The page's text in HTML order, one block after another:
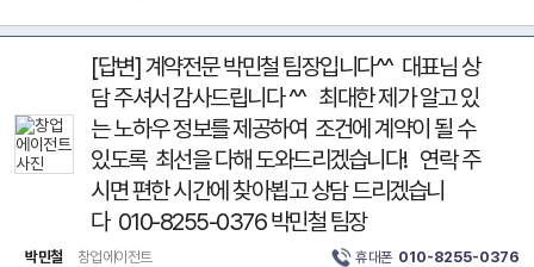
[답변] 계약전문 박민철 팀장입니다^^ 대표님 상
담 주셔서 감사드립니다 ^^ 최대한 제가 알고 있
는 노하우 정보를 제공하여 조건에 계약이 될 수
있도록 최선을 다해 도와드리겠습니다! 연락 주
시면 편한 시간에 찾아뵙고 상담 드리겠습니
다 010-8255-0376 박민철 팀장
박민철 창업에이전트 휴대폰 010-8255-0376